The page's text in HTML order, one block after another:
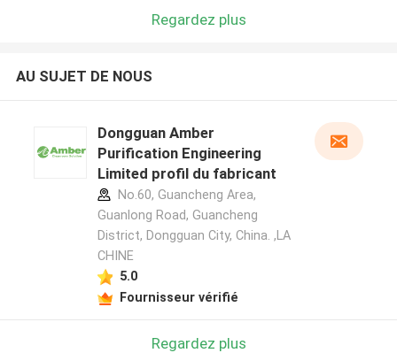
Regardez plus
AU SUJET DE NOUS
Dongguan Amber
Purification Engineering
Limited profil du fabricant
No.60, Guancheng Area,
Guanlong Road, Guancheng
District, Dongguan City, China. ,LA
CHINE
5.0
Fournisseur vérifié
Regardez plus